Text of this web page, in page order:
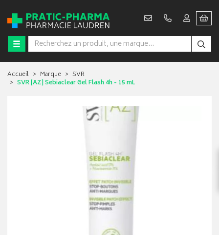
Accueil Marque
SVR
SVR [AZ] Sebiaclear Gel Flash 4h - 15 mL